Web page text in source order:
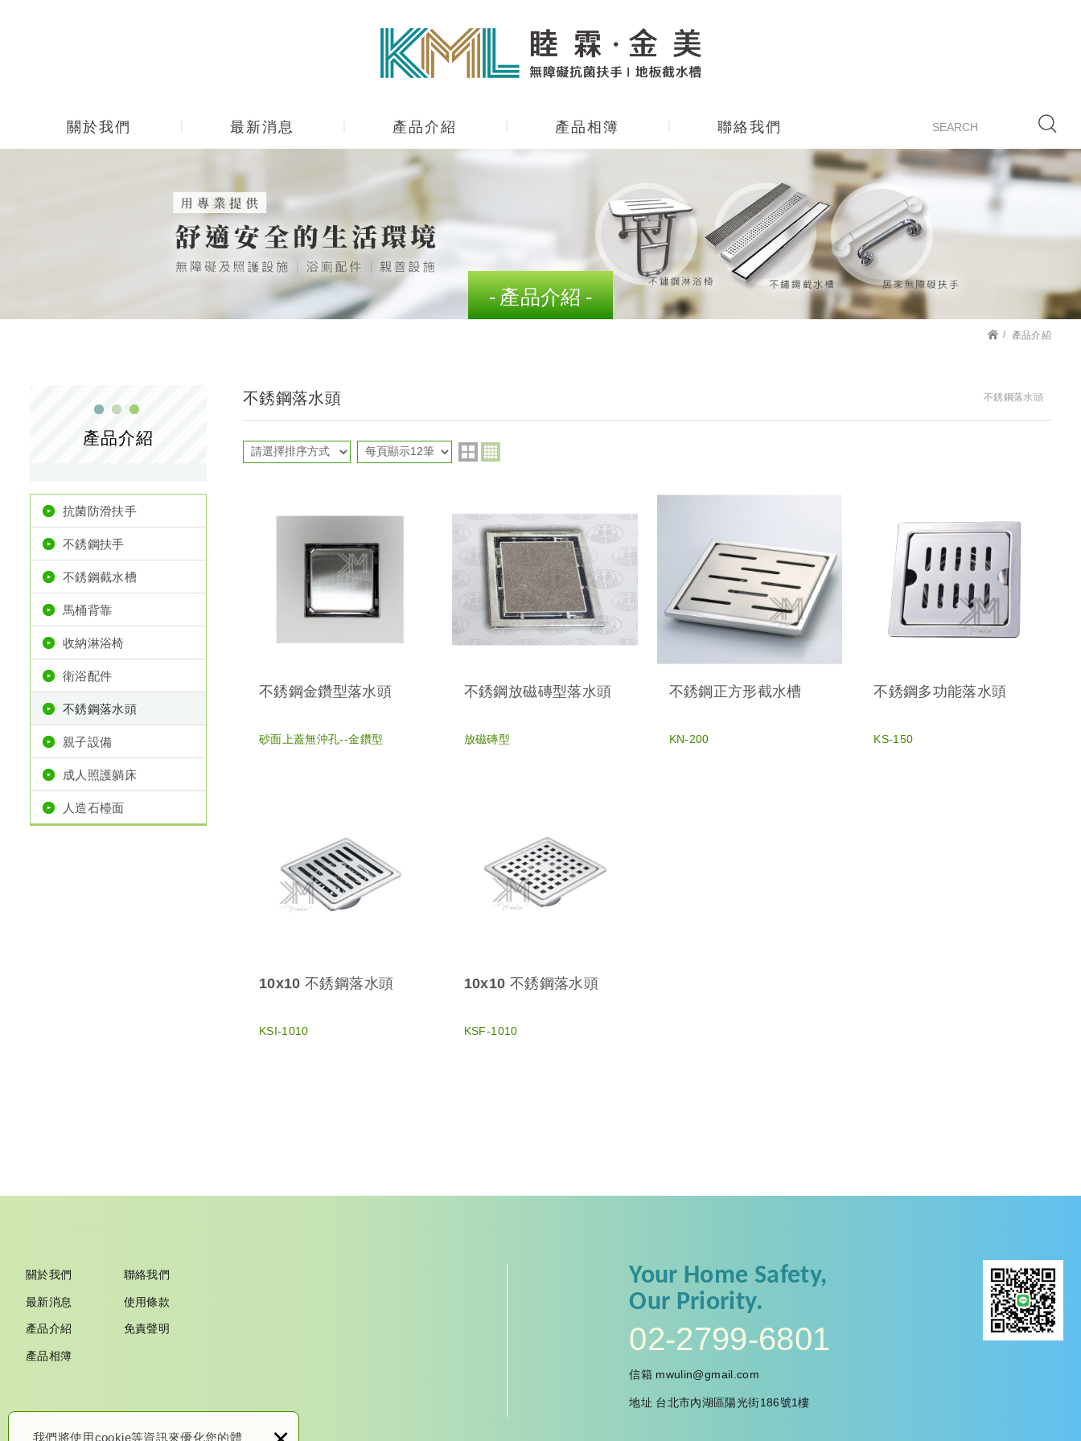
我們將使用cookie等資訊來優化您的體
關於我們 最新消息 產品介紹 產品相簿 聯絡我們
產品介紹
產品介紹
產品介紹
抗菌防滑扶手
不銹鋼扶手
不銹鋼截水槽
馬桶背靠
收納淋浴椅
衛浴配件
不銹鋼落水頭
親子設備
成人照護躺床
人造石檯面
不銹鋼落水頭 不銹鋼落水頭
不銹鋼金鑽型落水頭
砂面上蓋無沖孔--金鑽型
不銹鋼放磁磚型落水頭
放磁磚型
不銹鋼正方形截水槽
KN-200
不銹鋼多功能落水頭
KS-150
10x10 不銹鋼落水頭
KSI-1010
10x10 不銹鋼落水頭
KSF-1010
Your Home Safety,
Our Priority.
02-2799-6801
信箱 mwulin@gmail.com
地址 台北市內湖區陽光街186號1樓
關於我們
最新消息
產品介紹
產品相簿
聯絡我們
使用條款
免責聲明